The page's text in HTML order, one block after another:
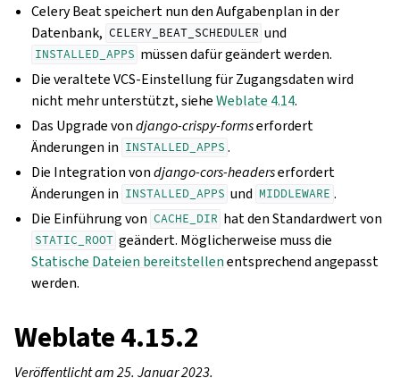
Celery Beat speichert nun den Aufgabenplan in der
Datenbank, CELERY_BEAT_SCHEDULER und
INSTALLED_APPS müssen dafür geändert werden.
Die veraltete VCS-Einstellung für Zugangsdaten wird
nicht mehr unterstützt, sieheWeblate 4.14.
Das Upgrade vondjango-crispy-formserfordert
Änderungen in INSTALLED_APPS .
Die Integration vondjango-cors-headerserfordert
Änderungen in INSTALLED_APPS und MIDDLEWARE .
Die Einführung von CACHE_DIR hat den Standardwert von
STATIC_ROOT geändert. Möglicherweise muss die
Statische Dateien bereitstellenentsprechend angepasst
werden.
Weblate 4.15.2
Veröffentlicht am 25. Januar 2023.